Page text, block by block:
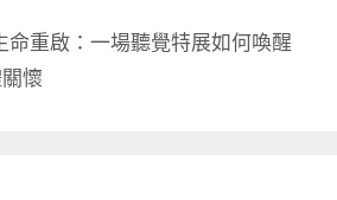
命重啟：一場聽覺特展如何喚醒
懷